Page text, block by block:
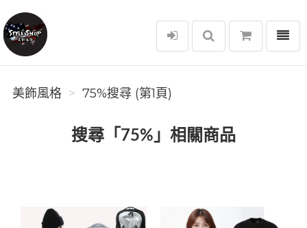
美飾風格
選單
美飾風格 75%搜尋 (第1頁)
搜尋「75%」相關商品